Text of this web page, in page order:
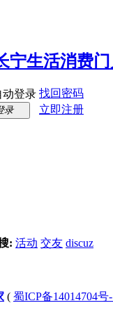
动登录 找回密码
录 立即注册
: 活动 交友 discuz
( 蜀ICP备14014704号